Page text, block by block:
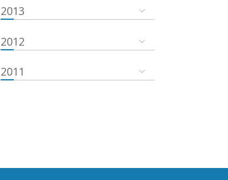
2013
2012
2011